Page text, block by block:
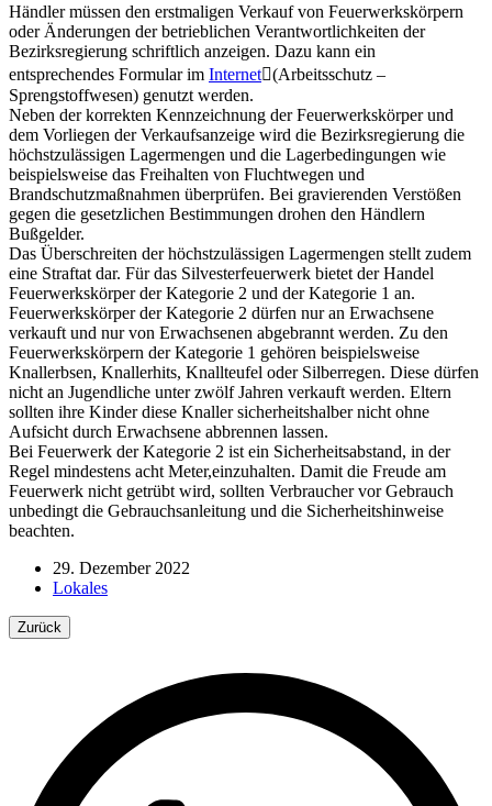
Händler müssen den erstmaligen Verkauf von Feuerwerkskörpern
oder Änderungen der betrieblichen Verantwortlichkeiten der
Bezirksregierung schriftlich anzeigen. Dazu kann ein
entsprechendes Formular im Internet(Arbeitsschutz –
Sprengstoffwesen) genutzt werden.
Neben der korrekten Kennzeichnung der Feuerwerkskörper und
dem Vorliegen der Verkaufsanzeige wird die Bezirksregierung die
höchstzulässigen Lagermengen und die Lagerbedingungen wie
beispielsweise das Freihalten von Fluchtwegen und
Brandschutzmaßnahmen überprüfen. Bei gravierenden Verstößen
gegen die gesetzlichen Bestimmungen drohen den Händlern
Bußgelder.
Das Überschreiten der höchstzulässigen Lagermengen stellt zudem
eine Straftat dar. Für das Silvesterfeuerwerk bietet der Handel
Feuerwerkskörper der Kategorie 2 und der Kategorie 1 an.
Feuerwerkskörper der Kategorie 2 dürfen nur an Erwachsene
verkauft und nur von Erwachsenen abgebrannt werden. Zu den
Feuerwerkskörpern der Kategorie 1 gehören beispielsweise
Knallerbsen, Knallerhits, Knallteufel oder Silberregen. Diese dürfen
nicht an Jugendliche unter zwölf Jahren verkauft werden. Eltern
sollten ihre Kinder diese Knaller sicherheitshalber nicht ohne
Aufsicht durch Erwachsene abbrennen lassen.
Bei Feuerwerk der Kategorie 2 ist ein Sicherheitsabstand, in der
Regel mindestens acht Meter,einzuhalten. Damit die Freude am
Feuerwerk nicht getrübt wird, sollten Verbraucher vor Gebrauch
unbedingt die Gebrauchsanleitung und die Sicherheitshinweise
beachten.
29. Dezember 2022
Lokales